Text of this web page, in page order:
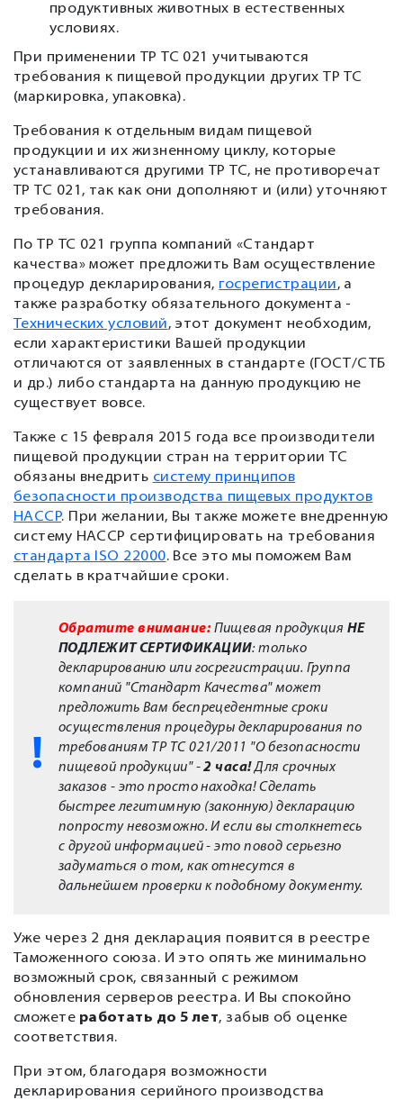
продуктивных животных в естественных
условиях.
При применении ТР ТС 021 учитываются
требования к пищевой продукции других ТР ТС
(маркировка, упаковка).
Требования к отдельным видам пищевой
продукции и их жизненному циклу, которые
устанавливаются другими ТР ТС, не противоречат
ТР ТС 021, так как они дополняют и (или) уточняют
требования.
По ТР ТС 021 группа компаний «Стандарт
качества» может предложить Вам осуществление
процедур декларирования, госрегистрации, а
также разработку обязательного документа -
Технических условий, этот документ необходим,
если характеристики Вашей продукции
отличаются от заявленных в стандарте (ГОСТ/СТБ
и др.) либо стандарта на данную продукцию не
существует вовсе.
Также c 15 февраля 2015 года все производители
пищевой продукции стран на территории ТС
обязаны внедрить систему принципов
безопасности производства пищевых продуктов
HACCP. При желании, Вы также можете внедренную
систему HACCP сертифицировать на требования
стандарта ISO 22000. Все это мы поможем Вам
сделать в кратчайшие сроки.
Обратите внимание: Пищевая продукция НЕ
ПОДЛЕЖИТ СЕРТИФИКАЦИИ: только
декларированию или госрегистрации. Группа
компаний "Стандарт Качества" может
предложить Вам беспрецедентные сроки
осуществления процедуры декларирования по
требованиям ТР ТС 021/2011 "О безопасности
пищевой продукции" -2 часа!Для срочных
заказов - это просто находка! Сделать
быстрее легитимную (законную) декларацию
попросту невозможно. И если вы столкнетесь
с другой информацией - это повод серьезно
задуматься о том, как отнесутся в
дальнейшем проверки к подобному документу.
Уже через 2 дня декларация появится в реестре
Таможенного союза. И это опять же минимально
возможный срок, связанный с режимом
обновления серверов реестра. И Вы спокойно
сможете работать до 5 лет, забыв об оценке
соответствия.
При этом, благодаря возможности
декларирования серийного производства